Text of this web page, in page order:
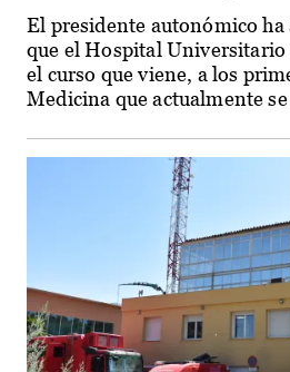
El presidente autonómico
que el Hospital Universitario
el curso que viene, a los
Medicina que actualmente